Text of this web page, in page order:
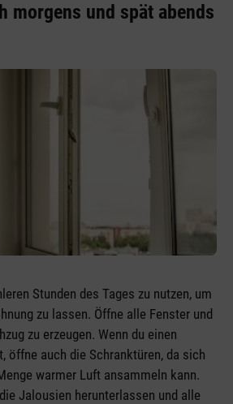
morgens und spät abends
Stunden des Tages zu nutzen, um
zu lassen. Öffne alle Fenster und
zu erzeugen. Wenn du einen
öffne auch die Schranktüren, da sich
warmer Luft ansammeln kann.
Jalousien herunterlassen und alle